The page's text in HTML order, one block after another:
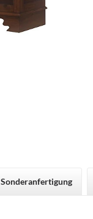
Sonderanfertigung